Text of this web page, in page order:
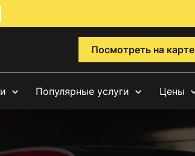
Посмотреть на карте
Популярные услуги Цены